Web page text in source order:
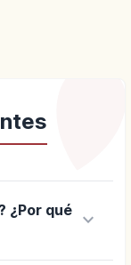
¿Por qué
keyboard_arrow_down